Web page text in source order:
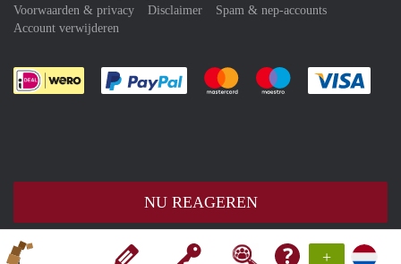
+
NU REAGEREN
Voorwaarden & privacy
Disclaimer
Spam & nep-accounts
Account verwijderen
Je rekent gemakkelijk af met Paypal
Je rekent gemakkelijk af met
Je rekent